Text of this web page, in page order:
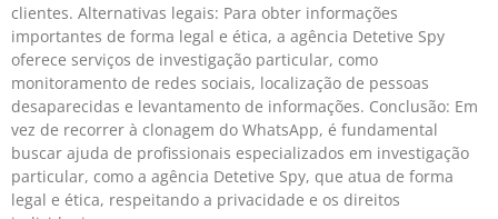
clientes. Alternativas legais: Para obter informações
importantes de forma legal e ética, a agência Detetive Spy
oferece serviços de investigação particular, como
monitoramento de redes sociais, localização de pessoas
desaparecidas e levantamento de informações. Conclusão: Em
vez de recorrer à clonagem do WhatsApp, é fundamental
buscar ajuda de profissionais especializados em investigação
particular, como a agência Detetive Spy, que atua de forma
legal e ética, respeitando a privacidade e os direitos